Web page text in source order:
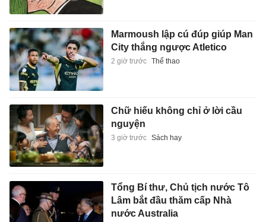
Marmoush lập cú đúp giúp Man
City thắng ngược Atletico
2 giờ trước Thể thao
Chữ hiếu không chỉ ở lời cầu
nguyện
3 giờ trước Sách hay
Tổng Bí thư, Chủ tịch nước Tô
Lâm bắt đầu thăm cấp Nhà
nước Australia